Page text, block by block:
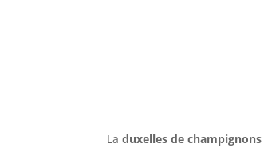
Laduxelles de champignons